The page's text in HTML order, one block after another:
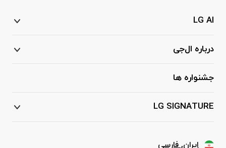
LG AI
درباره ال‌جی
جشنواره ها
LG SIGNATURE
ایران, فارسی